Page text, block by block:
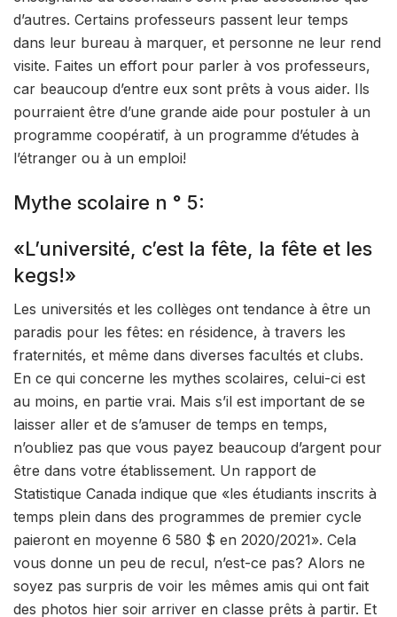
d’autres. Certains professeurs passent leur temps
dans leur bureau à marquer, et personne ne leur rend
visite. Faites un effort pour parler à vos professeurs,
car beaucoup d’entre eux sont prêts à vous aider. Ils
pourraient être d’une grande aide pour postuler à un
programme coopératif, à un programme d’études à
l’étranger ou à un emploi!
Mythe scolaire n ° 5:
«L’université, c’est la fête, la fête et les
kegs!»
Les universités et les collèges ont tendance à être un
paradis pour les fêtes: en résidence, à travers les
fraternités, et même dans diverses facultés et clubs.
En ce qui concerne les mythes scolaires, celui-ci est
au moins, en partie vrai. Mais s’il est important de se
laisser aller et de s’amuser de temps en temps,
n’oubliez pas que vous payez beaucoup d’argent pour
être dans votre établissement. Un rapport de
Statistique Canada indique que «les étudiants inscrits à
temps plein dans des programmes de premier cycle
paieront en moyenne 6 580 $ en 2020/2021». Cela
vous donne un peu de recul, n’est-ce pas? Alors ne
soyez pas surpris de voir les mêmes amis qui ont fait
des photos hier soir arriver en classe prêts à partir. Et